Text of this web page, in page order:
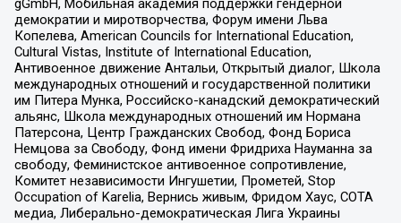
gGmbH, Мобильная академия поддержки гендерной
демократии и миротворчества, Форум имени Льва
Копелева, American Councils for International Education,
Cultural Vistas, Institute of International Education,
Антивоенное движение Антальи, Открытый диалог, Школа
международных отношений и государственной политики
им Питера Мунка, Российско-канадский демократический
альянс, Школа международных отношений им Нормана
Патерсона, Центр Гражданских Свобод, Фонд Бориса
Немцова за Свободу, Фонд имени Фридриха Науманна за
свободу, Феминистское антивоенное сопротивление,
Комитет независимости Ингушетии, Прометей, Stop
Occupation of Karelia, Вернись живым, Фридом Хаус, СОТА
медиа, Либерально-демократическая Лига Украины